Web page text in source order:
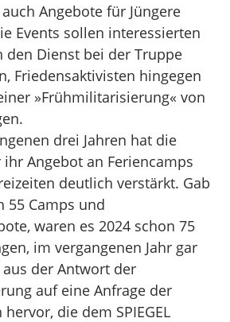
Angebote für Jüngere
Events sollen interessierten
den Dienst bei der Truppe
Friedensaktivisten hingegen
»Frühmilitarisierung« von
drei Jahren hat die
Angebot an Feriencamps
deutlich verstärkt. Gab
55 Camps und
waren es 2024 schon 75
im vergangenen Jahr gar
aus der Antwort der
auf eine Anfrage der
die dem SPIEGEL